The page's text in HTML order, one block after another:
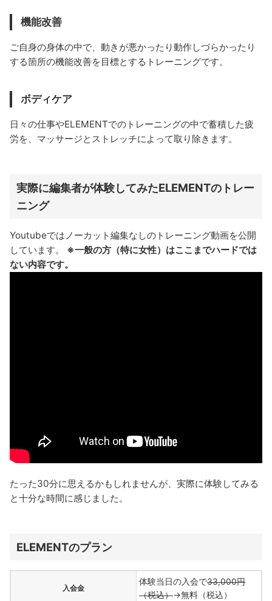
機能改善
ご自身の身体の中で、動きが悪かったり動作しづらかったり
する箇所の機能改善を目標とするトレーニングです。
ボディケア
日々の仕事やELEMENTでのトレーニングの中で蓄積した疲
労を、マッサージとストレッチによって取り除きます。
実際に編集者が体験してみたELEMENTのトレー
ニング
Youtubeではノーカット編集なしのトレーニング動画を公開
しています。 ※一般の方（特に女性）はここまでハードでは
ない内容です。
たった30分に思えるかもしれませんが、実際に体験してみる
と十分な時間に感じました。
ELEMENTのプラン
入会金
体験当日の入会で33,000円
（税込）→無料（税込）